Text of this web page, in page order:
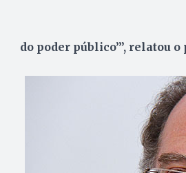
do poder público’”, relatou